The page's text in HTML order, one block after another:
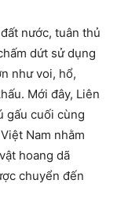
nước, tuân thủ
dứt sử dụng
như voi, hổ,
Mới đây, Liên
gấu cuối cùng
Nam nhằm
hoang dã
chuyển đến